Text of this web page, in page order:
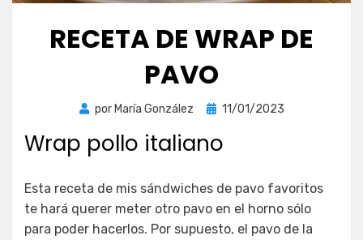
RECETA DE WRAP DE
PAVO
por María González
Publicada
11/01/2023
Wrap pollo italiano
Esta receta de mis sándwiches de pavo favoritos
te hará querer meter otro pavo en el horno sólo
para poder hacerlos. Por supuesto, el pavo de la